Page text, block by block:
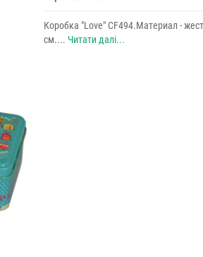
Коробка "Love" CF494.Материал -
см.... Читати далі...